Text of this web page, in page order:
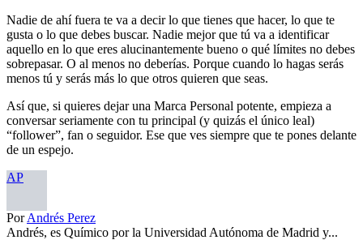
Nadie de ahí fuera te va a decir lo que tienes que hacer, lo que te
gusta o lo que debes buscar. Nadie mejor que tú va a identificar
aquello en lo que eres alucinantemente bueno o qué límites no debes
sobrepasar. O al menos no deberías. Porque cuando lo hagas serás
menos tú y serás más lo que otros quieren que seas.
Así que, si quieres dejar una Marca Personal potente, empieza a
conversar seriamente con tu principal (y quizás el único leal)
“follower”, fan o seguidor. Ese que ves siempre que te pones delante
de un espejo.
AP
PorAndrés Perez
Andrés, es Químico por la Universidad Autónoma de Madrid y...